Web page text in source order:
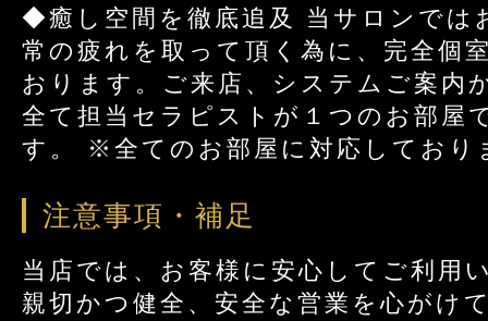
◆癒し空間を徹底追及 当サロンでは
常の疲れを取って頂く為に、完全個
おります。ご来店、システムご案内
全て担当セラピストが１つのお部屋
す。 ※全てのお部屋に対応しており
注意事項・補足
当店では、お客様に安心してご利用
親切かつ健全、安全な営業を心がけ